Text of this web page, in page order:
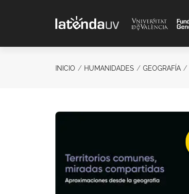
INICIO HUMANIDADES GEOGRAFÍA